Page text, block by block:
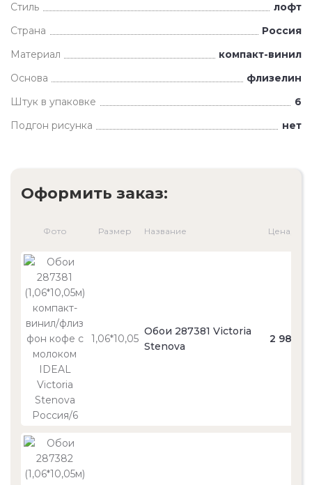
Стиль
лофт
Страна
Россия
Материал
компакт-винил
Основа
флизелин
Штук в упаковке
6
Подгон рисунка
нет
Оформить заказ:
Фото Размер Название Цена, ₽
1,06*10,05
Обои 287381 Victoria
Stenova
2 980